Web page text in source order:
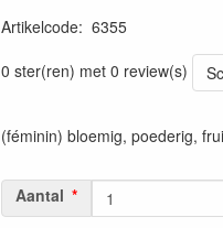
Artikelcode: 6355
0 ster(ren) met 0 review(s)
(féminin) bloemig, poederig,
Aantal